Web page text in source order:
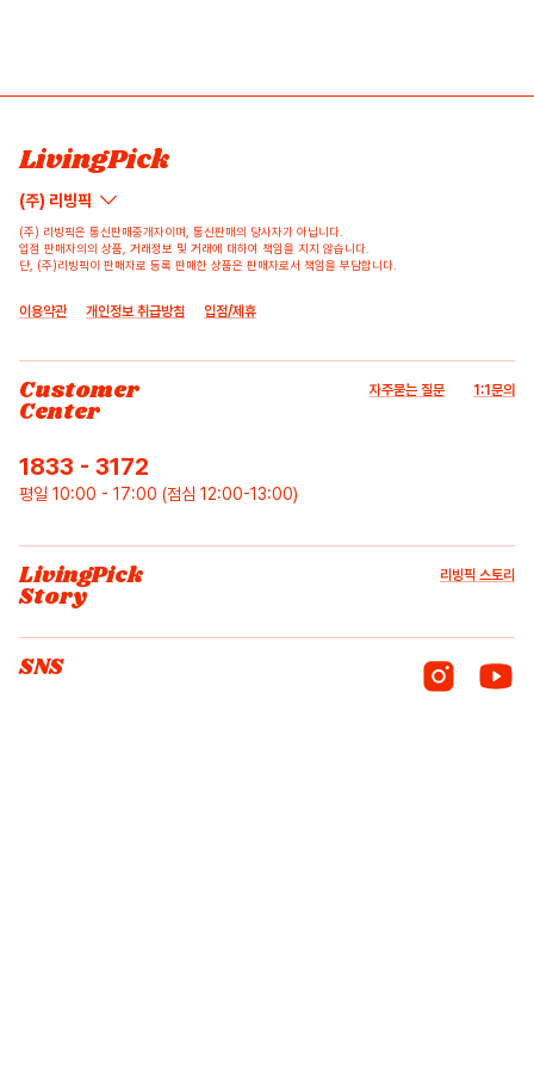
LivingPick
(주) 리빙픽
(주) 리빙픽은 통신판매중개자이며, 통신판매의 당사자가 아닙니다.
입점 판매자의의 상품, 거래정보 및 거래에 대하여 책임을 지지 않습니다.
단, (주)리빙픽이 판매자로 등록 판매한 상품은 판매자로서 책임을 부담합니다.
이용약관 개인정보 취급방침 입점/제휴
Customer
Center
자주묻는 질문 1:1문의
1833 - 3172
평일 10:00 - 17:00 (점심 12:00-13:00)
LivingPick
Story
리빙픽 스토리
SNS